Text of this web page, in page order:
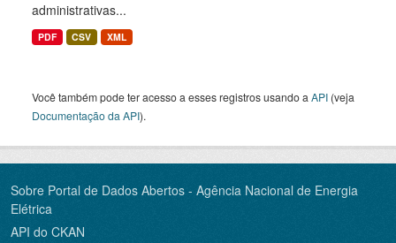
administrativas...
PDF CSV XML
Você também pode ter acesso a esses registros usando a API (veja
Documentação da API).
Sobre Portal de Dados Abertos - Agência Nacional de Energia
Elétrica
API do CKAN